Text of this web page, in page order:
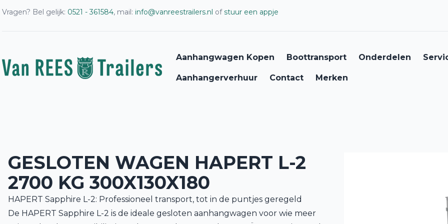
Vragen? Bel gelijk: 0521 - 361584, mail: info@vanreestrailers.nl ofstuur een appje
Aanhangwagen Kopen Boottransport Onderdelen
Aanhangerverhuur Contact Merken
GESLOTEN WAGEN HAPERT L-2
2700 KG 300X130X180
HAPERT Sapphire L-2: Professioneel transport, tot in de puntjes geregeld
De HAPERT Sapphire L-2 is de ideale gesloten aanhangwagen voor wie meer